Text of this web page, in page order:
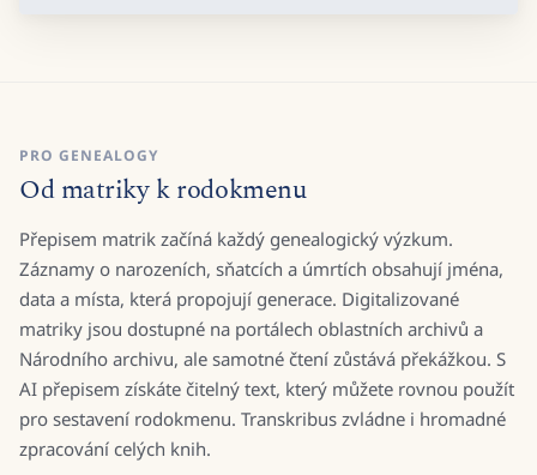
PRO GENEALOGY
Od matriky k rodokmenu
Přepisem matrik začíná každý genealogický výzkum.
Záznamy o narozeních, sňatcích a úmrtích obsahují jména,
data a místa, která propojují generace. Digitalizované
matriky jsou dostupné na portálech oblastních archivů a
Národního archivu, ale samotné čtení zůstává překážkou. S
AI přepisem získáte čitelný text, který můžete rovnou použít
pro sestavení rodokmenu. Transkribus zvládne i hromadné
zpracování celých knih.